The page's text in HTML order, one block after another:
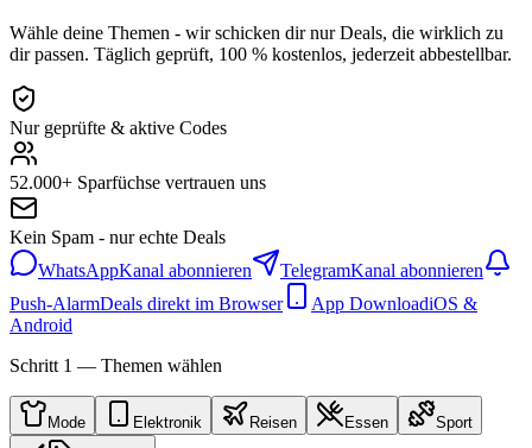
Wähle deine Themen - wir schicken dir nur Deals, die wirklich zu
dir passen. Täglich geprüft, 100 % kostenlos, jederzeit abbestellbar.
Nur geprüfte & aktive Codes
52.000+ Sparfüchse vertrauen uns
Kein Spam - nur echte Deals
WhatsAppKanal abonnieren TelegramKanal abonnieren
Push-AlarmDeals direkt im Browser App DownloadiOS &
Android
Schritt 1 — Themen wählen
Mode Elektronik Reisen Essen Sport